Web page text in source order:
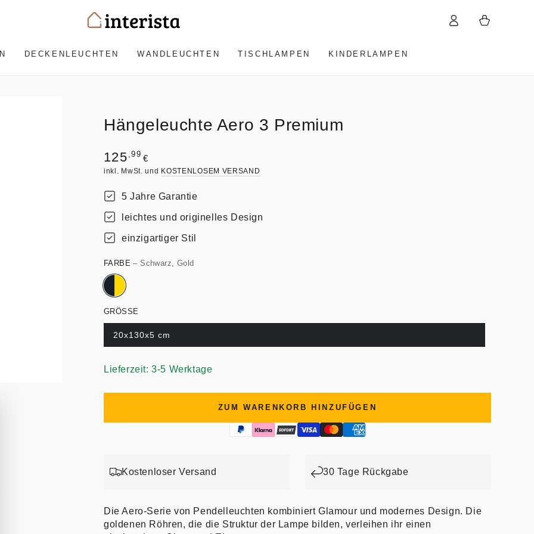
DECKENLEUCHTEN WANDLEUCHTEN TISCHLAMPEN KINDERLAMPEN
EinloggenWarenkorb
Hängeleuchte Aero 3 Premium
Regulärer
Preis
125 ,99 €
inkl. MwSt. und KOSTENLOSEM VERSAND
5 Jahre Garantie
leichtes und originelles Design
einzigartiger Stil
FARBE– Schwarz, Gold
GRÖSSE
20x130x5 cm
Lieferzeit: 3-5 Werktage
ZUM WARENKORB HINZUFÜGEN
Kostenloser Versand 30 Tage Rückgabe
Die Aero-Serie von Pendelleuchten kombiniert Glamour und modernes Design. Die
goldenen Röhren, die die Struktur der Lampe bilden, verleihen ihr einen